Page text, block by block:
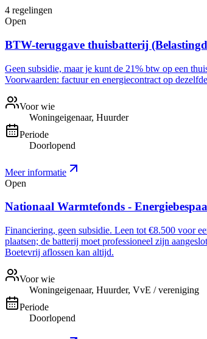
4 regelingen
Open
BTW-teruggave thuisbatterij
Geen subsidie, maar je kunt de 21% btw op een
Voorwaarden: factuur en energiecontract op
Voor wie
Woningeigenaar, Huurder
Periode
Doorlopend
Meer informatie
Open
Nationaal Warmtefonds -
Financiering, geen subsidie. Leen tot €8.500 voor
plaatsen; de batterij moet professioneel zijn
Boetevrij aflossen kan altijd.
Voor wie
Woningeigenaar, Huurder, VvE / vereniging
Periode
Doorlopend